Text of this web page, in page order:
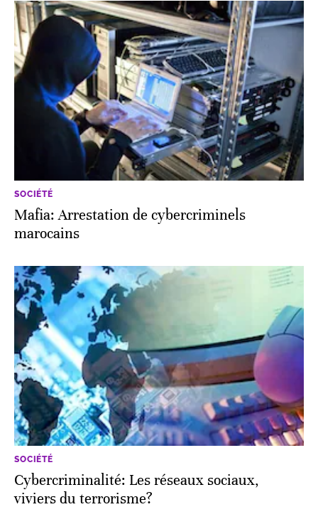
SOCIÉTÉ
Mafia: Arrestation de cybercriminels
marocains
SOCIÉTÉ
Cybercriminalité: Les réseaux sociaux,
viviers du terrorisme?